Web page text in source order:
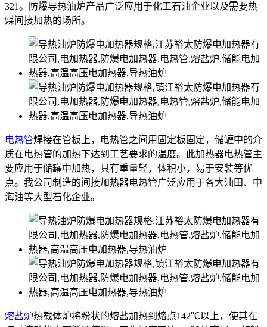
321。防爆导热油炉产品广泛应用于化工石油企业以及需要热
煤间接加热的场所。
电热管焊接在管板上，电热管之间用固定板固定，储罐中的介
质在电热管的加热下达到工艺要求的温度。此加热器电热管主
要应用于储罐中加热，具有重量轻，体积小，易于安装等优
点。我公司制造的间接加热器电热管广泛应用于各大油田、中
海油等大型石化企业。
熔盐炉热载体炉将粉状的熔盐加热到熔点142℃以上，使其在